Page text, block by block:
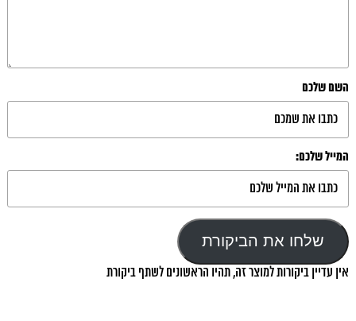
השם שלכם
המייל שלכם:
שלחו את הביקורת
אין עדיין ביקורות למוצר זה, תהיו הראשונים לשתף ביקורת